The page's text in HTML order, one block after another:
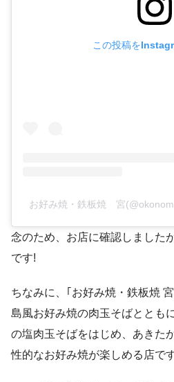
この投稿を
お好み焼・鉄板焼 宮
念のため、お店に確認しました
です!
ちなみに、｢お好み焼・鉄板焼
島風お好み焼の肉玉そばととも
の塩肉玉そばをはじめ、あきた
性的なお好み焼が楽しめる店で